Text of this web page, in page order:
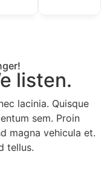
listen.
lacinia. Quisque
sem. Proin
magna vehicula et.
tellus.